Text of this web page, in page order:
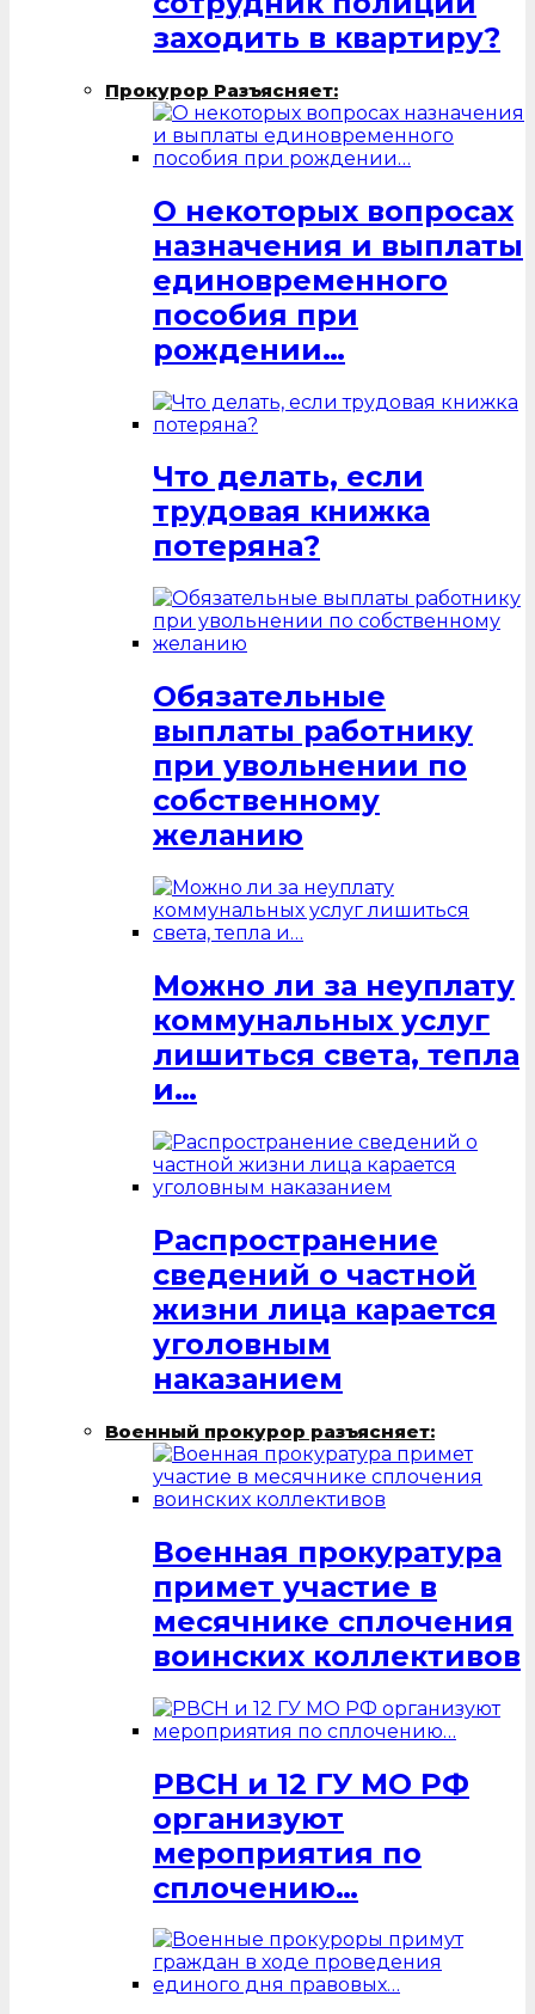
заходить в квартиру?
Прокурор Разъясняет:
О некоторых вопросах
назначения и выплаты
единовременного
пособия при
рождении…
Что делать, если
трудовая книжка
потеряна?
Обязательные
выплаты работнику
при увольнении по
собственному
желанию
Можно ли за неуплату
коммунальных услуг
лишиться света, тепла
и…
Распространение
сведений о частной
жизни лица карается
уголовным
наказанием
Военный прокурор разъясняет:
Военная прокуратура
примет участие в
месячнике сплочения
воинских коллективов
РВСН и 12 ГУ МО РФ
организуют
мероприятия по
сплочению…